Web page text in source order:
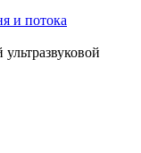
и потока